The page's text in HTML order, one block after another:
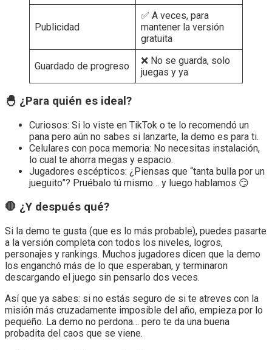
Publicidad
✅ A veces, para
mantener la versión
gratuita
Guardado de progreso
❌ No se guarda, solo
juegas y ya
🐣 ¿Para quién es ideal?
Curiosos: Si lo viste en TikTok o te lo recomendó un
pana pero aún no sabes si lanzarte, la demo es para ti.
Celulares con poca memoria: No necesitas instalación,
lo cual te ahorra megas y espacio.
Jugadores escépticos: ¿Piensas que “tanta bulla por un
jueguito”? Pruébalo tú mismo… y luego hablamos 😏
🛑 ¿Y después qué?
Si la demo te gusta (que es lo más probable), puedes pasarte
a la versión completa con todos los niveles, logros,
personajes y rankings. Muchos jugadores dicen que la demo
los enganchó más de lo que esperaban, y terminaron
descargando el juego sin pensarlo dos veces.
Así que ya sabes: si no estás seguro de si te atreves con la
misión más cruzadamente imposible del año, empieza por lo
pequeño. La demo no perdona… pero te da una buena
probadita del caos que se viene.